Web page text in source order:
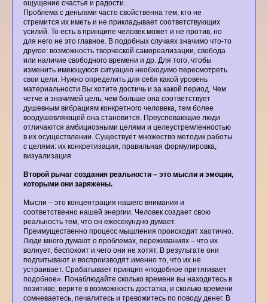
ощущение счастья и радости.
Проблема с деньгами часто свойственна тем, кто не
стремится их иметь и не прикладывает соответствующих
усилий. То есть в принципе человек может и не против, но
для него не это главное. В подобных случаях значимо что-то
другое: возможность творческой самореализации, свобода
или наличие свободного времени и др. Для того, чтобы
изменить имеющуюся ситуацию необходимо пересмотреть
свои цели. Нужно определить для себя какой уровень
материальности Вы хотите достичь и за какой период. Чем
четче и значимей цель, чем больше она соответствует
душевным вибрациям конкретного человека, тем более
воодушевляющей она становится. Преуспевающие люди
отличаются амбициозными целями и целеустремленностью
в их осуществлении. Существует множество методик работы
с целями: их конкретизация, правильная формулировка,
визуализация.
Второй рычаг создания реальности – это мысли и эмоции,
которыми они заряжены.
Мысли – это концентрация нашего внимания и
соответственно нашей энергии. Человек создает свою
реальность тем, что он ежесекундно думает.
Преимущественно процесс мышления происходит хаотично.
Люди много думают о проблемах, переживаниях – что их
волнует, беспокоит и чего они не хотят. В результате они
подпитывают и воспроизводят именно то, что их не
устраивает. Срабатывает принцип «подобное притягивает
подобное». Понаблюдайте сколько времени вы находитесь в
позитиве, верите в возможность достатка, и сколько времени
сомневаетесь, печалитесь и тревожитесь по поводу денег. В